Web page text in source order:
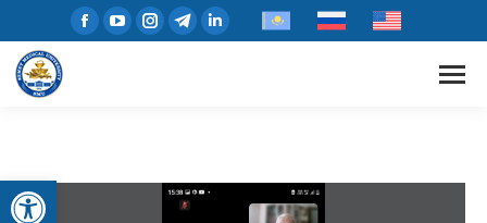
Open toolbar